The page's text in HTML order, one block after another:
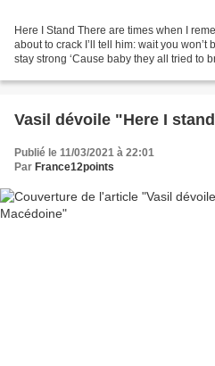
Here I Stand There are times when I
about to crack I’ll tell him: wait you
stay strong ‘Cause baby they all tried to
Vasil dévoile "Here I
Publié le 11/03/2021 à 22:01
Par France12points